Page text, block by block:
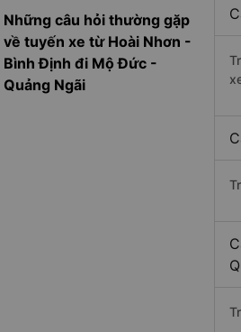
Những câu hỏi thường gặp
về tuyến xe từ Hoài Nhơn -
Bình Định đi Mộ Đức -
Quảng Ngãi